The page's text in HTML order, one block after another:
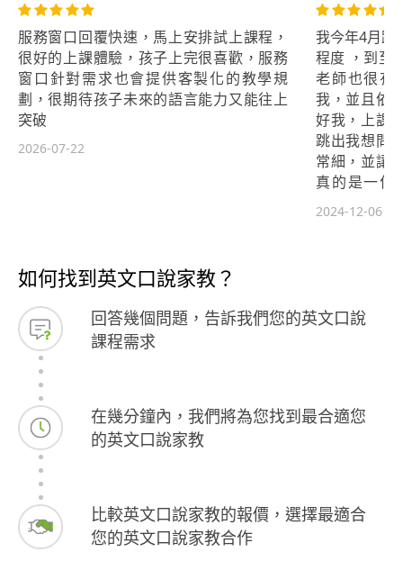
服務窗口回覆快速，馬上安排試上課程，
很好的上課體驗，孩子上完很喜歡，服務
窗口針對需求也會提供客製化的教學規
劃，很期待孩子未來的語言能力又能往上
突破
2026-07-22
我今年4月跟
程度 ，到至
老師也很有
我，並且依
好我，上課
跳出我想問
常細，並讓
真的是一位
樣，很棒!!
2024-12-06
如何找到英文口說家教？
回答幾個問題，告訴我們您的英文口說
課程需求
在幾分鐘內，我們將為您找到最合適您
的英文口說家教
比較英文口說家教的報價，選擇最適合
您的英文口說家教合作